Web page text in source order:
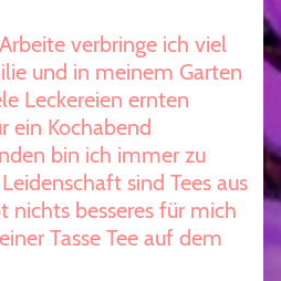
verbringe ich viel
und in meinem Garten
Leckereien ernten
ein Kochabend
bin ich immer zu
sind Tees aus
nichts besseres für mich
Tasse Tee auf dem